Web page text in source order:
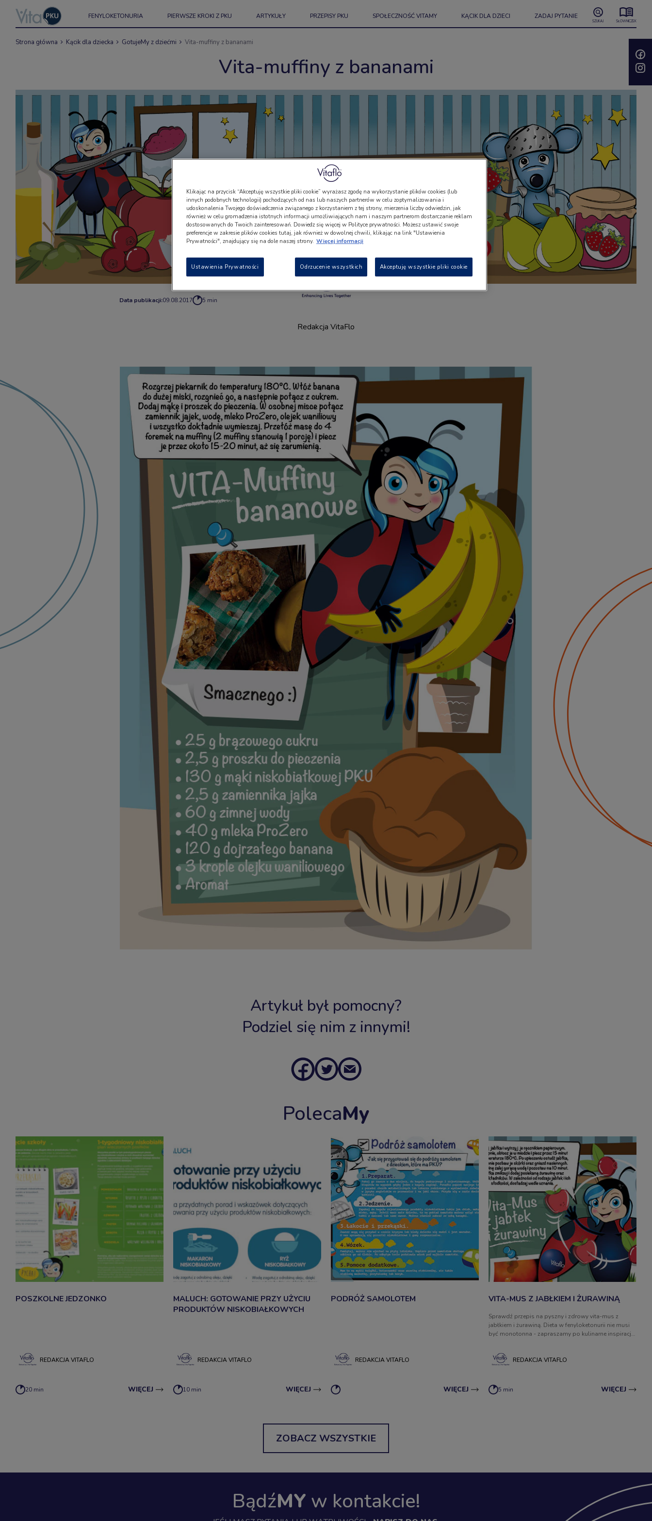
FENYLOKETONURIA PIERWSZE KROKI Z PKU ARTYKUŁY PRZEPISY PKU SPOŁECZNOŚĆ VITAMY KĄCIK DLA DZIECI ZADAJ PYTANIE
SZUKAJ SŁOWNICZEK
Strona główna Kącik dla dziecka GotujeMy z dziećmi Vita-muffiny z bananami
Vita-muffiny z bananami
Data publikacji:09.08.2017 5 min
Redakcja VitaFlo
Artykuł był pomocny?
Podziel się nim z innymi!
PolecaMy
POSZKOLNE JEDZONKO
REDAKCJA VITAFLO
20 min WIĘCEJ
MALUCH: GOTOWANIE PRZY UŻYCIU
PRODUKTÓW NISKOBIAŁKOWYCH
REDAKCJA VITAFLO
10 min WIĘCEJ
PODRÓŻ SAMOLOTEM
REDAKCJA VITAFLO
WIĘCEJ
VITA-MUS Z JABŁKIEM I ŻURAWINĄ
Sprawdź przepis na pyszny i zdrowy vita-mus z
jabłkiem i żurawiną. Dieta w fenyloketonurii nie musi
być monotonna - zapraszamy po kulinarne inspiracje
REDAKCJA VITAFLO
5 min WIĘCEJ
ZOBACZ WSZYSTKIE
BądźMY w kontakcie!
Klikając na przycisk “Akceptuję wszystkie pliki cookie” wyrażasz zgodę na wykorzystanie plików cookies (lub
innych podobnych technologii) pochodzących od nas lub naszych partnerów w celu zoptymalizowania i
udoskonalenia Twojego doświadczenia związanego z korzystaniem z tej strony, mierzenia liczby odwiedzin, jak
również w celu gromadzenia istotnych informacji umożliwiających nam i naszym partnerom dostarczanie reklam
dostosowanych do Twoich zainteresowań. Dowiedz się więcej w Polityce prywatności. Możesz ustawić swoje
preferencje w zakresie plików cookies tutaj, jak również w dowolnej chwili, klikając na link "Ustawienia
Prywatności", znajdujący się na dole naszej strony. Więcej informacji
Ustawienia Prywatności Odrzucenie wszystkich Akceptuję wszystkie pliki cookie